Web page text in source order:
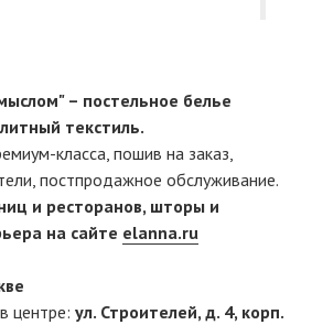
– постельное белье
текстиль.
класса, пошив на заказ,
постпродажное обслуживание.
и ресторанов, шторы и
на сайте elanna.ru
центре: ул. Строителей, д. 4, корп.